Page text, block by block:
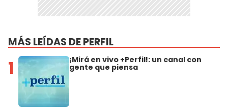
MÁS LEÍDAS DE PERFIL
1 ¡Mirá en vivo +Perfil!: un canal con
gente que piensa